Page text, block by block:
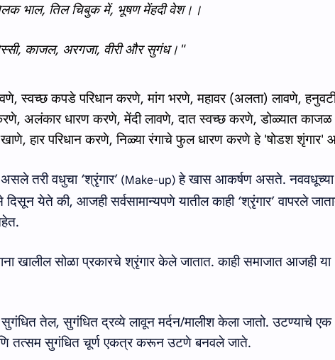
भाल, तिल चिबुक में, भूषण मेंहदी वेश।।
, काजल, अरगजा, वीरी और सुगंध। "
स्‍वच्‍छ कपडे परिधान करणे, मांग भरणे, महावर (अलता) लावणे,
अलंकार धारण करणे, मेंदी लावणे, दात स्‍वच्‍छ करणे, डोळ्‍यात काजळ
हार परिधान करणे, निळ्‍या रंगाचे फुल धारण करणे हे 'षोडश शृंगार'
तरी वधुचा ‘श्रृंगार’ (Make-up)हे खास आकर्षण असते. नववधूच्‍या
दिसून येते की, आजही सर्वसामान्‍यपणे यातील काही ‘श्रृंगार’वापरले
खालील सोळा प्रकारचे श्रृंगार केले जातात. काही समाजात आजही या
तेल,सुगंधित द्रव्ये लावून मर्दन/मालीश केला जातो. उटण्‍याचे एक
तत्‍सम सुगंधित चूर्ण एकत्र करून उटणे बनवले जाते.